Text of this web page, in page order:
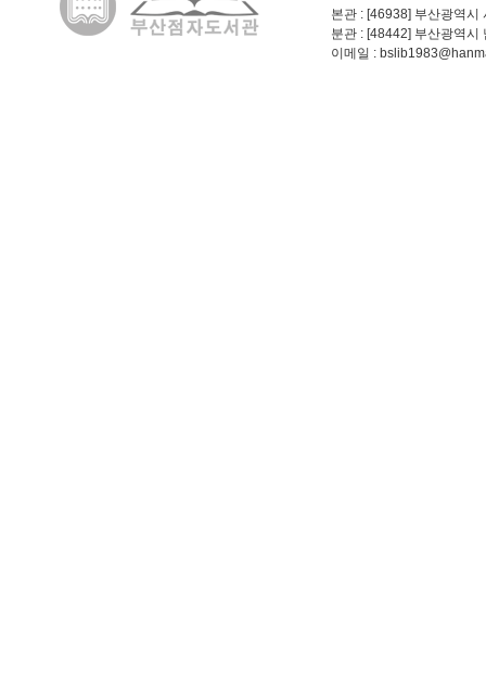
본관 : [46938] 부산광역
분관 : [48442] 부산광역
이메일 :